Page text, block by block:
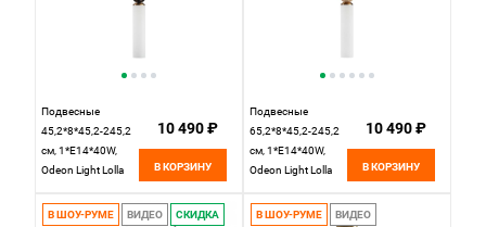
Подвесные
45,2*8*45,2-245,2
см, 1*E14*40W,
Odeon Light Lolla
бронзовый
10 490 ₽
В КОРЗИНУ
Подвесные
65,2*8*45,2-245,2
см, 1*E14*40W,
Odeon Light Lolla
бронзовый
10 490 ₽
В КОРЗИНУ
В ШОУ-РУМЕ ВИДЕО СКИДКА В ШОУ-РУМЕ ВИДЕО